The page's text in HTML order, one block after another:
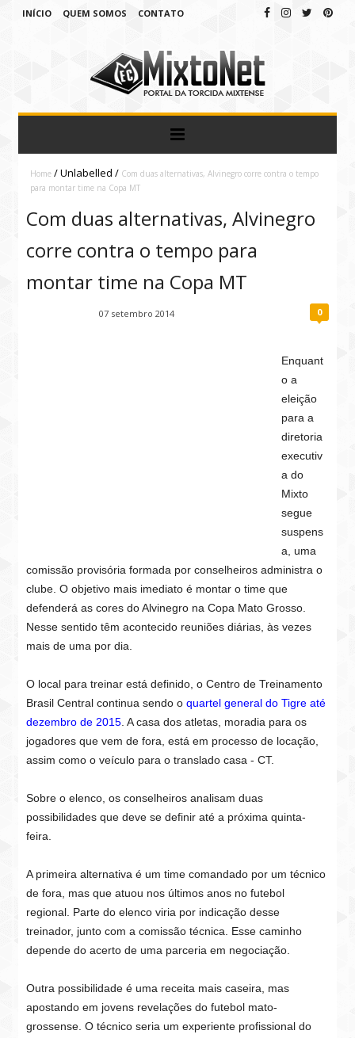
INÍCIO QUEM SOMOS CONTATO
Home /Unlabelled/ Com duas alternativas, Alvinegro corre contra o tempo
para montar time na Copa MT
Com duas alternativas, Alvinegro
corre contra o tempo para
montar time na Copa MT
07 setembro 2014 0
Enquant
o a
eleição
para a
diretoria
executiv
a do
Mixto
segue
suspens
a, uma
comissão provisória formada por conselheiros administra o
clube. O objetivo mais imediato é montar o time que
defenderá as cores do Alvinegro na Copa Mato Grosso.
Nesse sentido têm acontecido reuniões diárias, às vezes
mais de uma por dia.
O local para treinar está definido, o Centro de Treinamento
Brasil Central continua sendo oquartel general do Tigre até
dezembro de 2015 . A casa dos atletas, moradia para os
jogadores que vem de fora, está em processo de locação,
assim como o veículo para o translado casa - CT.
Sobre o elenco, os conselheiros analisam duas
possibilidades que deve se definir até a próxima quinta-
feira.
A primeira alternativa é um time comandado por um técnico
de fora, mas que atuou nos últimos anos no futebol
regional. Parte do elenco viria por indicação desse
treinador, junto com a comissão técnica. Esse caminho
depende do acerto de uma parceria em negociação.
Outra possibilidade é uma receita mais caseira, mas
apostando em jovens revelações do futebol mato-
grossense. O técnico seria um experiente profissional do